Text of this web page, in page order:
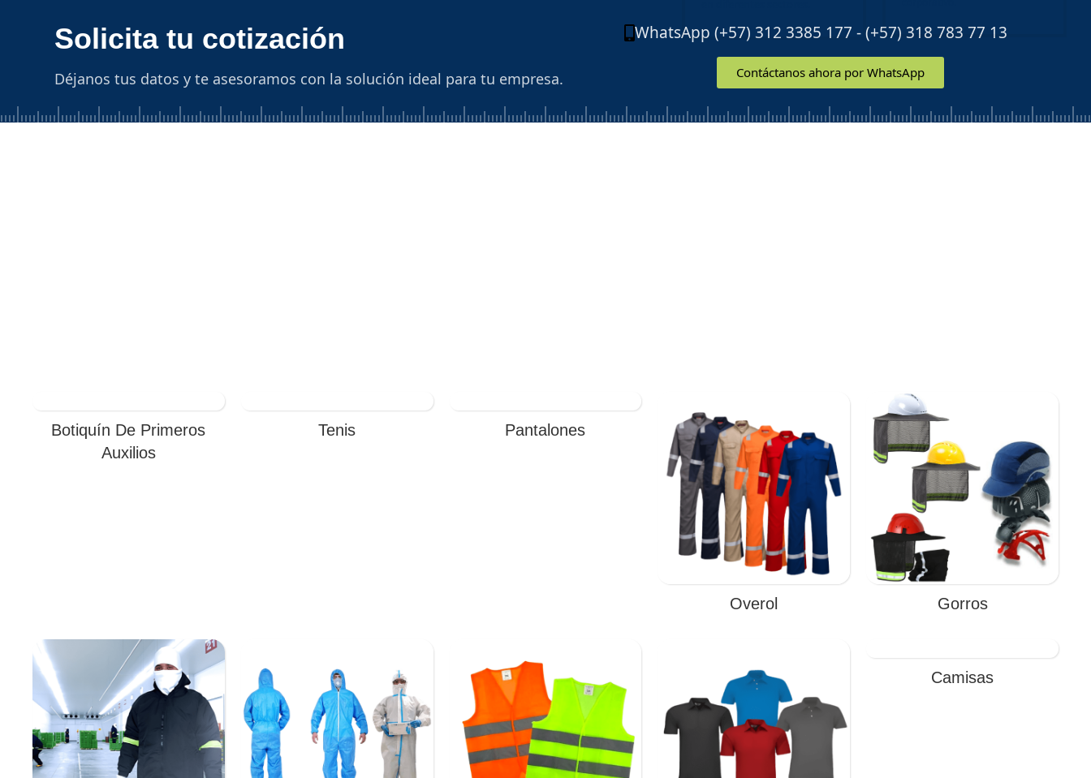
Solicita tu cotización
Déjanos tus datos y te asesoramos con la solución ideal para tu empresa.
WhatsApp (+57) 312 3385 177 - (+57) 318 783 77 13
Contáctanos ahora por WhatsApp
Botiquín De Primeros
Auxilios
Tenis Pantalones
Overol Gorros
Camisas